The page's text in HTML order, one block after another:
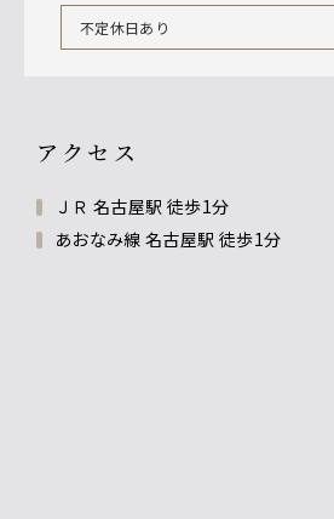
不定休日あり
アクセス
ＪＲ 名古屋駅 徒歩1分
あおなみ線 名古屋駅 徒歩1分